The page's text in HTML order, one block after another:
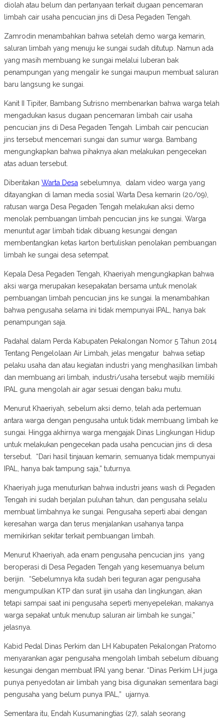
diolah atau belum dan pertanyaan terkait dugaan pencemaran
limbah cair usaha pencucian jins di Desa Pegaden Tengah.
Zamrodin menambahkan bahwa setelah demo warga kemarin,
saluran limbah yang menuju ke sungai sudah ditutup. Namun ada
yang masih membuang ke sungai melalui luberan bak
penampungan yang mengalir ke sungai maupun membuat saluran
baru langsung ke sungai.
Kanit II Tipiter, Bambang Sutrisno membenarkan bahwa warga telah
mengadukan kasus dugaan pencemaran limbah cair usaha
pencucian jins di Desa Pegaden Tengah. Limbah cair pencucian
jins tersebut mencemari sungai dan sumur warga. Bambang
mengungkapkan bahwa pihaknya akan melakukan pengecekan
atas aduan tersebut.
Diberitakan Warta Desa sebelumnya, dalam video warga yang
ditayangkan di laman media sosial Warta Desa kemarin (20/09),
ratusan warga Desa Pegaden Tengah melakukan aksi demo
menolak pembuangan limbah pencucian jins ke sungai. Warga
menuntut agar limbah tidak dibuang kesungai dengan
membentangkan ketas karton bertuliskan penolakan pembuangan
limbah ke sungai desa setempat.
Kepala Desa Pegaden Tengah, Khaeriyah mengungkapkan bahwa
aksi warga merupakan kesepakatan bersama untuk menolak
pembuangan limbah pencucian jins ke sungai. Ia menambahkan
bahwa pengusaha selama ini tidak mempunyai IPAL, hanya bak
penampungan saja.
Padahal dalam Perda Kabupaten Pekalongan Nomor 5 Tahun 2014
Tentang Pengelolaan Air Limbah, jelas mengatur bahwa setiap
pelaku usaha dan atau kegiatan industri yang menghasilkan limbah
dan membuang ari limbah, industri/usaha tersebut wajib memiliki
IPAL guna mengolah air agar sesuai dengan baku mutu.
Menurut Khaeriyah, sebelum aksi demo, telah ada pertemuan
antara warga dengan pengusaha untuk tidak membuang limbah ke
sungai. Hingga akhirnya warga mengajak Dinas Lingkungan Hidup
untuk melakukan pengecekan pada usaha pencucian jins di desa
tersebut. “Dari hasil tinjauan kemarin, semuanya tidak mempunyai
IPAL, hanya bak tampung saja,” tuturnya.
Khaeriyah juga menuturkan bahwa industri jeans wash di Pegaden
Tengah ini sudah berjalan puluhan tahun, dan pengusaha selalu
membuat limbahnya ke sungai. Pengusaha seperti abai dengan
keresahan warga dan terus menjalankan usahanya tanpa
memikirkan sekitar terkait pembuangan limbah.
Menurut Khaeriyah, ada enam pengusaha pencucian jins yang
beroperasi di Desa Pegaden Tengah yang kesemuanya belum
berijin. “Sebelumnya kita sudah beri teguran agar pengusaha
mengumpulkan KTP dan surat ijin usaha dan lingkungan, akan
tetapi sampai saat ini pengusaha seperti menyepelekan, makanya
warga sepakat untuk menutup saluran air limbah ke sungai,”
jelasnya.
Kabid Pedal Dinas Perkim dan LH Kabupaten Pekalongan Pratomo
menyarankan agar pengusaha mengolah limbah sebelum dibuang
kesungai dengan membuat IPAl yang benar. “Dinas Perkim LH juga
punya penyedotan air limbah yang bisa digunakan sementara bagi
pengusaha yang belum punya IPAL,” ujarnya.
Sementara itu, Endah Kusumaningtias (27), salah seorang